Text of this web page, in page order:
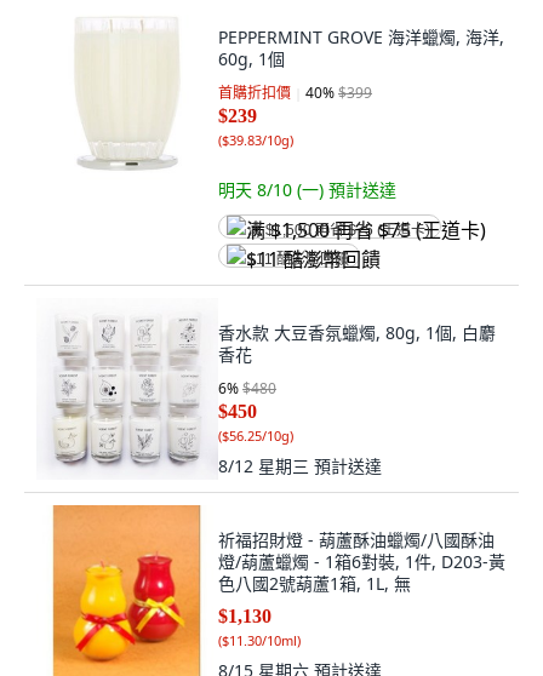
PEPPERMINT GROVE 海洋蠟燭, 海洋,
60g, 1個
首購折扣價 40%$399
$239
($39.83/10g)
明天 8/10 (一) 預計送達
满 $1,500 再省 $75 (王道卡)
$11 酷澎幣回饋
香水款 大豆香氛蠟燭, 80g, 1個, 白麝
香花
6%$480
$450
($56.25/10g)
8/12 星期三 預計送達
祈福招財燈 - 葫蘆酥油蠟燭/八國酥油
燈/葫蘆蠟燭 - 1箱6對裝, 1件, D203-黃
色八國2號葫蘆1箱, 1L, 無
$1,130
($11.30/10ml)
8/15 星期六 預計送達